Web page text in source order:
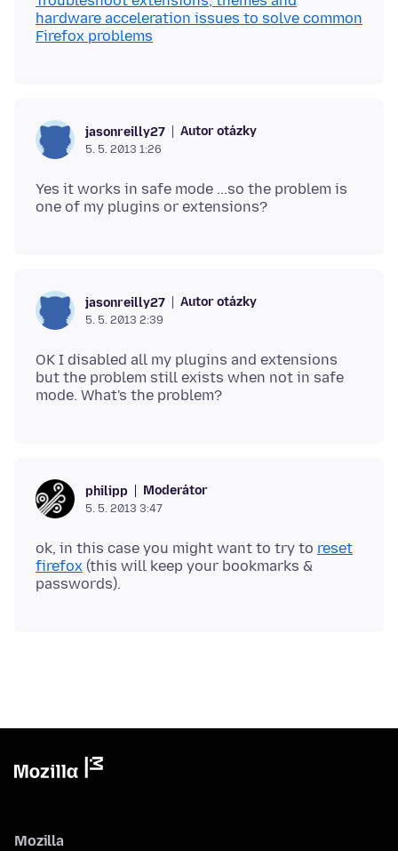
hardware acceleration issues to solve common
Firefox problems
jasonreilly27 Autor otázky
5. 5. 2013 1:26
Yes it works in safe mode ...so the problem is
jasonreilly27 Autor otázky
5. 5. 2013 2:39
OK I disabled all my plugins and extensions
but the problem still exists when not in safe
philipp Moderátor
5. 5. 2013 3:47
ok, in this case you might want to try to reset
firefox (this will keep your bookmarks &
Mozilla